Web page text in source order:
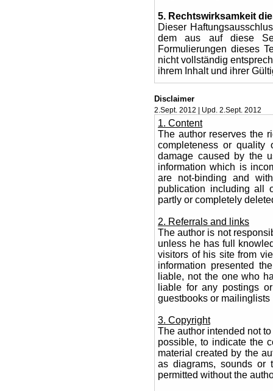
5. Rechtswirksamkeit
Dieser
dem aus auf diese
Formulierungen dieses
nicht vollständig
ihrem Inhalt und ihrer
Disclaimer
2.Sept. 2012 | Upd. 2.Sept. 2012
1. Content
The author reserves the
completeness or quality
damage caused by the
information which is
are not-binding and
publication including all
partly or completely
2. Referrals and links
The author is not
unless he has full
visitors of his site from
information presented
liable, not the one who
liable for any postings
guestbooks or
3. Copyright
The author intended not
possible, to indicate the
material created by the
as diagrams, sounds or
permitted without the